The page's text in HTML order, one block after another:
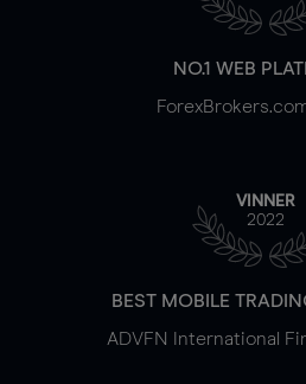
NO.1 WEB
VINNER
2022
BEST MOBILE
ADVFN International